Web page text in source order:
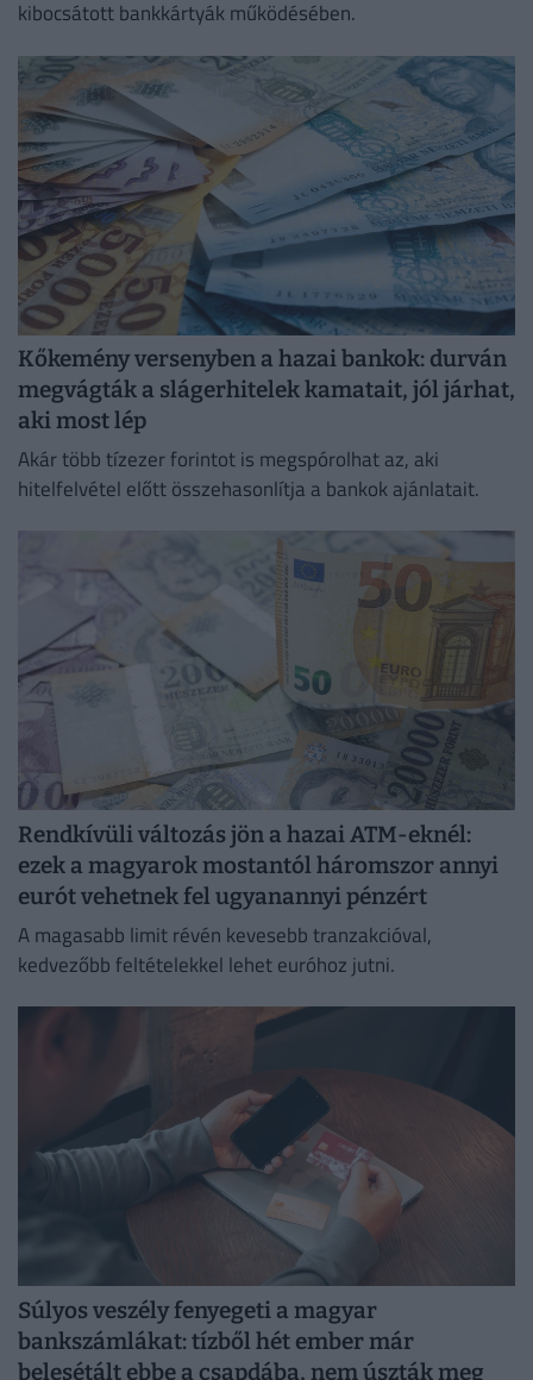
kibocsátott bankkártyák működésében.
Kőkemény versenyben a hazai bankok: durván
megvágták a slágerhitelek kamatait, jól járhat,
aki most lép
Akár több tízezer forintot is megspórolhat az, aki
hitelfelvétel előtt összehasonlítja a bankok ajánlatait.
Rendkívüli változás jön a hazai ATM-eknél:
ezek a magyarok mostantól háromszor annyi
eurót vehetnek fel ugyanannyi pénzért
A magasabb limit révén kevesebb tranzakcióval,
kedvezőbb feltételekkel lehet euróhoz jutni.
Súlyos veszély fenyegeti a magyar
bankszámlákat: tízből hét ember már
belesétált ebbe a csapdába, nem úszták meg